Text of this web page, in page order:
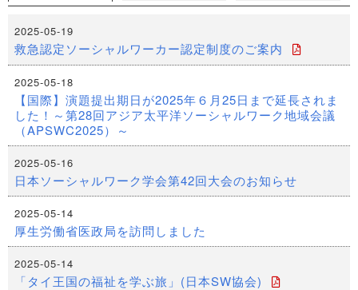
2025-05-19
救急認定ソーシャルワーカー認定制度のご案内
2025-05-18
【国際】演題提出期日が2025年６月25日まで延長されま
した！～第28回アジア太平洋ソーシャルワーク地域会議
（APSWC2025）～
2025-05-16
日本ソーシャルワーク学会第42回大会のお知らせ
2025-05-14
厚生労働省医政局を訪問しました
2025-05-14
「タイ王国の福祉を学ぶ旅」(日本SW協会)